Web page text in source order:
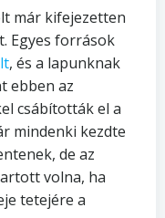
már kifejezetten
Egyes források
, és a lapunknak
ebben az
csábították el a
mindenki kezdte
de az
volna, ha
tetejére a